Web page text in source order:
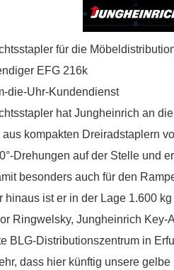
für die
EFG 216k
die-Uhr-Kundendienst
hat Jungheinrich an
kompakten Dreiradstaplern
Drehungen auf der Stelle und
besonders auch für den
hinaus ist er in der Lage 1.600
Ringwelsky, Jungheinrich Key-
BLG-Distributionszentrum in
dass hier künftig unsere